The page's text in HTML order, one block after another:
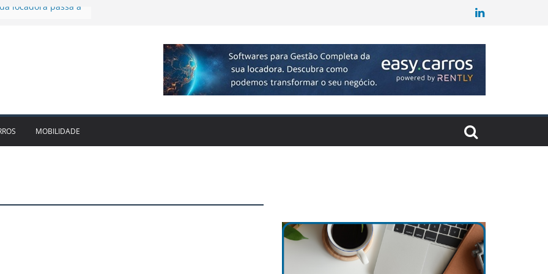
1bi no 2T26 e
de veículos
para o RJ e
leva Localiza
MOBILIDADE